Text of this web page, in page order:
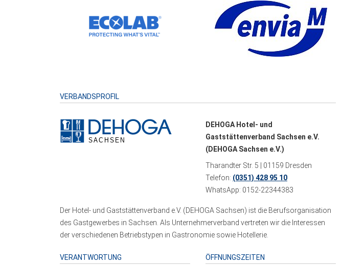
VERBANDSPROFIL
DEHOGA Hotel- und
Gaststättenverband Sachsen e.V.
(DEHOGA Sachsen e.V.)
Tharandter Str. 5 | 01159 Dresden
Telefon: (0351) 428 95 10
WhatsApp: 0152-22344383
Der Hotel- und Gaststättenverband e.V. (DEHOGA Sachsen) ist die Berufsorganisation
des Gastgewerbes in Sachsen. Als Unternehmerverband vertreten wir die Interessen
der verschiedenen Betriebstypen in Gastronomie sowie Hotellerie.
VERANTWORTUNG ÖFFNUNGSZEITEN